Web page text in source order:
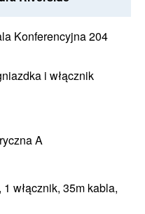
Konferencyjna 204
i włącznik
A
włącznik, 35m kabla,